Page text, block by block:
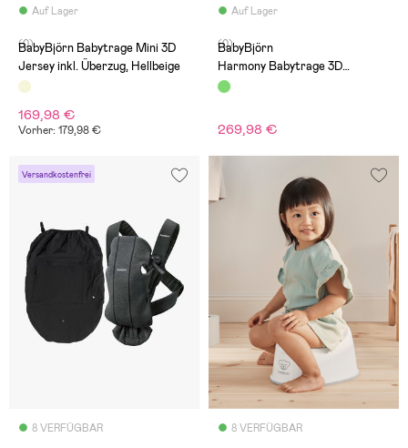
Auf Lager
(0)
BabyBjörn Babytrage Mini 3D
Jersey inkl. Überzug, Hellbeige
169,98 €
Vorher: 179,98 €
Auf Lager
(0)
BabyBjörn
Harmony Babytrage 3D
Mesh inkl. Regenüberzug, Dunke
269,98 €
Versandkostenfrei
8 VERFÜGBAR 8 VERFÜGBAR